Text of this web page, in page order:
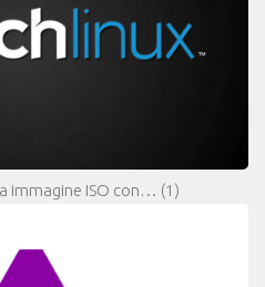
immagine ISO con… (1)